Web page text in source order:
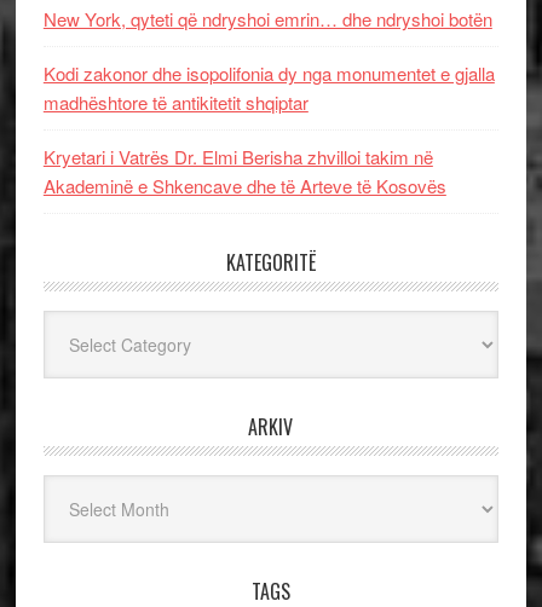
New York, qyteti që ndryshoi emrin… dhe ndryshoi botën
Kodi zakonor dhe isopolifonia dy nga monumentet e gjalla
madhështore të antikitetit shqiptar
Kryetari i Vatrës Dr. Elmi Berisha zhvilloi takim në
Akademinë e Shkencave dhe të Arteve të Kosovës
KATEGORITË
ARKIV
TAGS